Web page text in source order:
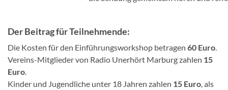
Der Beitrag für Teilnehmende:
Die Kosten für den Einführungsworkshop betragen 60 Euro.
Vereins-Mitglieder von Radio Unerhört Marburg zahlen 15
Euro.
Kinder und Jugendliche unter 18 Jahren zahlen 15 Euro, als